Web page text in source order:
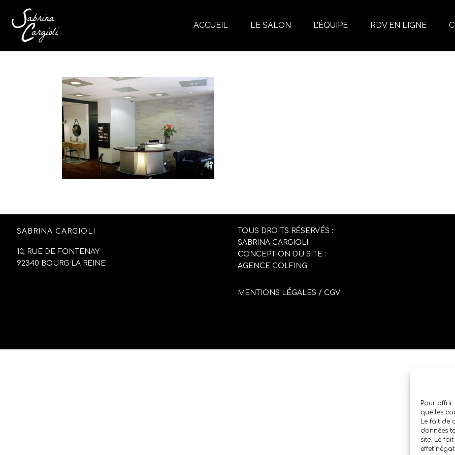
Pour offrir
que les
Le fait de
données
site. Le
effet
ACCUEIL LE SALON L’ÉQUIPE RDV EN LIGNE
SABRINA CARGIOLI
10, RUE DE FONTENAY
92340 BOURG LA REINE
TOUS DROITS RÉSERVÉS :
SABRINA CARGIOLI
CONCEPTION DU SITE :
AGENCE COLFING
MENTIONS LÉGALES / CGV